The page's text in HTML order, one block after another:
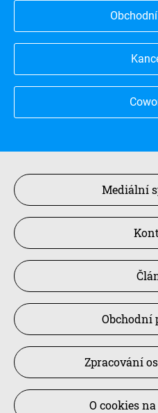
Mediální
Obchodní
Zpracování
O cookies